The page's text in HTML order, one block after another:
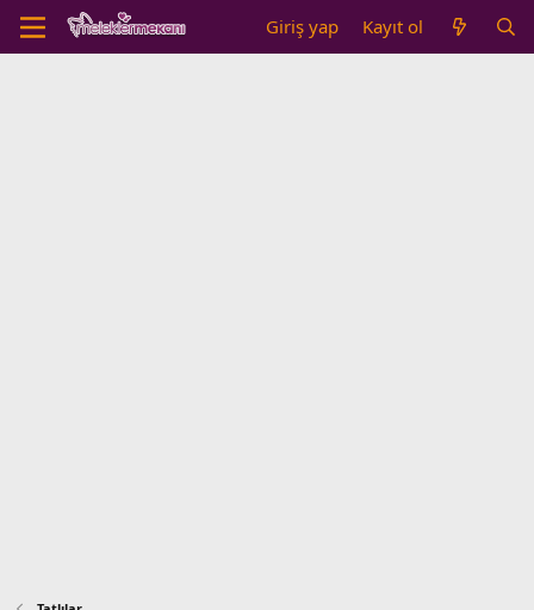
Giriş yap Kayıt ol